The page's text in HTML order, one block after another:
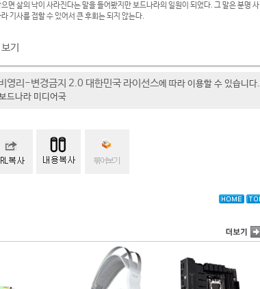
면 삶의 낙이 사라진다는 말을 들어봤지만 보드나라의 일원이 되었다. 그 말은 분명 사
기사를 접할 수 있어서 큰 후회는 되지 않는다.
기
영리-변경금지 2.0 대한민국 라이선스에 따라 이용할 수 있습니다.
나라 미디어국